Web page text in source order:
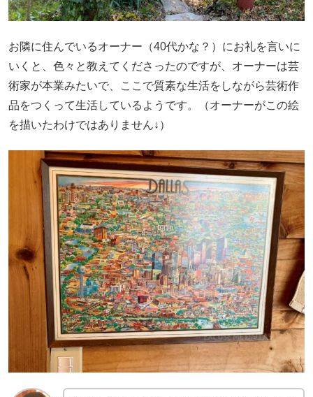
お隣に住んでいるオーナー（40代かな？）にお礼を言いに
いくと、色々と教えてくださったのですが、オーナーは芸
術家が本業みたいで、ここで質素な生活をしながら芸術作
品をつくって生活しているようです。（オーナーがこの絵
を描いたわけではありません↓）